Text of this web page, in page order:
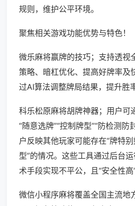
规则，维护公平环境。
聚焦相关游戏功能优势与特色！
微乐麻将赢牌的技巧；支持透视
策略、暗杠优化、提高好牌率及
过AI算法调整牌局结果，提升胜
科乐松原麻将胡牌神器；用户可
“随意选牌”“控制牌型”“防检测防
户反映其他玩家可能存在“牌特
型”的情况。这些工具通过后台
术手段实现不平公，且“安全性高
微信小程序麻将覆盖全国主流地